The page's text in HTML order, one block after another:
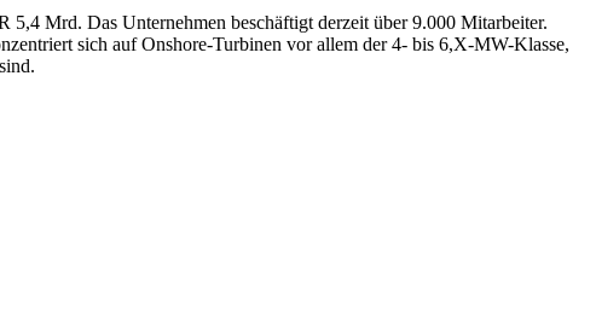
Mrd. Das Unternehmen beschäftigt derzeit über 9.000 Mitarbeiter.
sich auf Onshore-Turbinen vor allem der 4- bis 6,X-MW-Klasse,